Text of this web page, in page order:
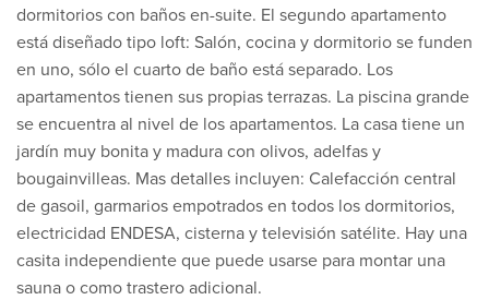
dormitorios con baños en-suite. El segundo apartamento
está diseñado tipo loft: Salón, cocina y dormitorio se funden
en uno, sólo el cuarto de baño está separado. Los
apartamentos tienen sus propias terrazas. La piscina grande
se encuentra al nivel de los apartamentos. La casa tiene un
jardín muy bonita y madura con olivos, adelfas y
bougainvilleas. Mas detalles incluyen: Calefacción central
de gasoil, garmarios empotrados en todos los dormitorios,
electricidad ENDESA, cisterna y televisión satélite. Hay una
casita independiente que puede usarse para montar una
sauna o como trastero adicional.